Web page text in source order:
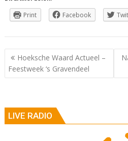
Print Facebook
Berichtnavigatie
Hoeksche Waard Actueel –
Feestweek ‘s Gravendeel
LIVE RADIO